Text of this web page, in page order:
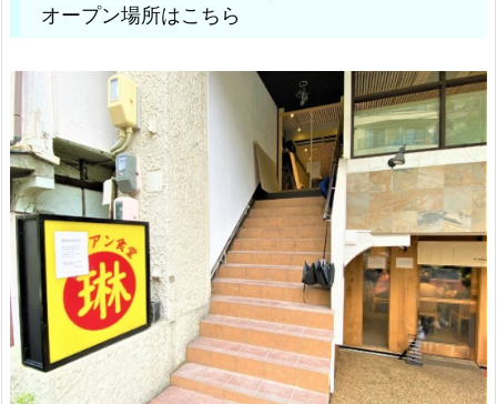
オープン場所はこちら